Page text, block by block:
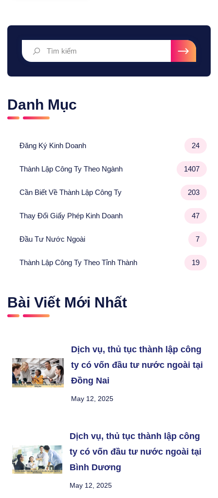
Danh Mục
Đăng Ký Kinh Doanh 24
Thành Lập Công Ty Theo Ngành 1407
Cần Biết Về Thành Lập Công Ty 203
Thay Đổi Giấy Phép Kinh Doanh 47
Đầu Tư Nước Ngoài 7
Thành Lập Công Ty Theo Tỉnh Thành 19
Bài Viết Mới Nhất
Dịch vụ, thủ tục thành lập công
ty có vốn đầu tư nước ngoài tại
Đồng Nai
May 12, 2025
Dịch vụ, thủ tục thành lập công
ty có vốn đầu tư nước ngoài tại
Bình Dương
May 12, 2025